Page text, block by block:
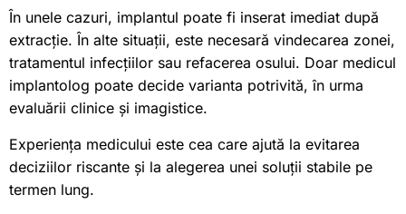
În unele cazuri, implantul poate fi inserat imediat după
extracție. În alte situații, este necesară vindecarea zonei,
tratamentul infecțiilor sau refacerea osului. Doar medicul
implantolog poate decide varianta potrivită, în urma
evaluării clinice și imagistice.
Experiența medicului este cea care ajută la evitarea
deciziilor riscante și la alegerea unei soluții stabile pe
termen lung.